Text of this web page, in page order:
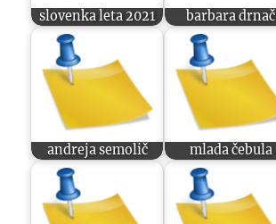
slovenka leta 2021 barbara drnač
andreja semolič mlada čebula